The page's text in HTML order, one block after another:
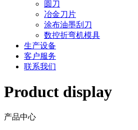
圆刀
冶金刀片
涂布油墨刮刀
数控折弯机模具
生产设备
客户服务
联系我们
Product display
产品中心